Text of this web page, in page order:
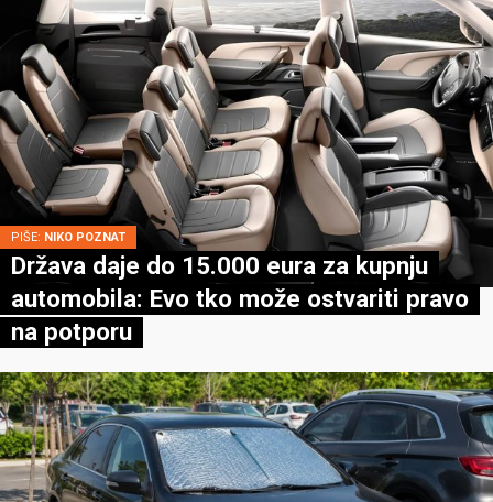
PIŠE: NIKO POZNAT
Država daje do 15.000 eura za kupnju
automobila: Evo tko može ostvariti pravo
na potporu